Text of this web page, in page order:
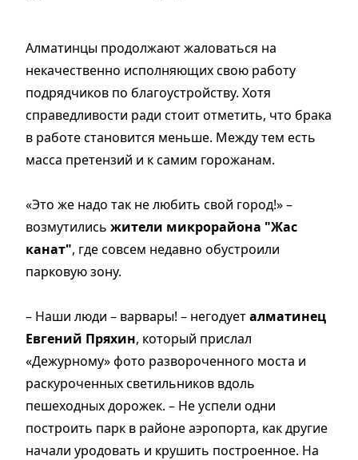
Алматинцы продолжают жаловаться на
некачественно исполняющих свою работу
подрядчиков по благоустройству. Хотя
справедливости ради стоит отметить, что брака
в работе становится меньше. Между тем есть
масса претензий и к самим горожанам.
«Это же надо так не любить свой город!» –
возмутились жители микрорайона "Жас
канат", где совсем недавно обустроили
парковую зону.
– Наши люди – варвары! – негодуеталматинец
Евгений Пряхин, который прислал
«Дежурному» фото развороченного моста и
раскуроченных светильников вдоль
пешеходных дорожек. – Не успели одни
построить парк в районе аэропорта, как другие
начали уродовать и крушить построенное. На